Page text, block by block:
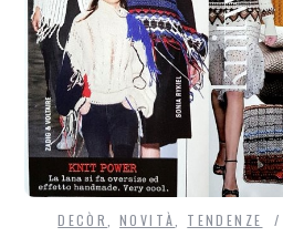
DECÒR ,NOVITÀ TENDENZE